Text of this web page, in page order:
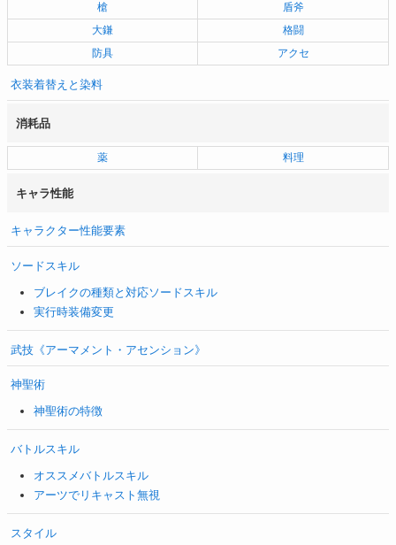
槍
盾斧
大鎌
格闘
防具
アクセ
衣装着替えと染料
消耗品
薬 料理
キャラ性能
キャラクター性能要素
ソードスキル
ブレイクの種類と対応ソードスキル
実行時装備変更
武技《アーマメント・アセンション》
神聖術
神聖術の特徴
バトルスキル
オススメバトルスキル
アーツでリキャスト無視
スタイル